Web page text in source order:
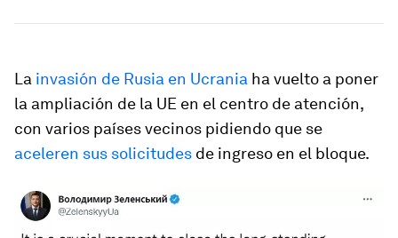
La invasión de Rusia en Ucrania ha vuelto a poner
la ampliación de la UE en el centro de atención,
con varios países vecinos pidiendo que se
aceleren sus solicitudes de ingreso en el bloque.